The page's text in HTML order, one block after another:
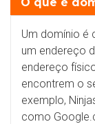
Um domínio é
um endereço
endereço
encontrem o
exemplo,
como